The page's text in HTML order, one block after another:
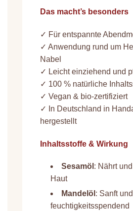
Das macht’s besonders
✓ Für entspannte
✓ Anwendung rund um
Nabel
✓ Leicht einziehend und
✓ 100 % natürliche
✓ Vegan & bio-zertifiziert
✓ In Deutschland in
hergestellt
Inhaltsstoffe & Wirkung
Sesamöl : Nährt
Haut
Mandelöl : Sanft und
feuchtigkeitsspendend